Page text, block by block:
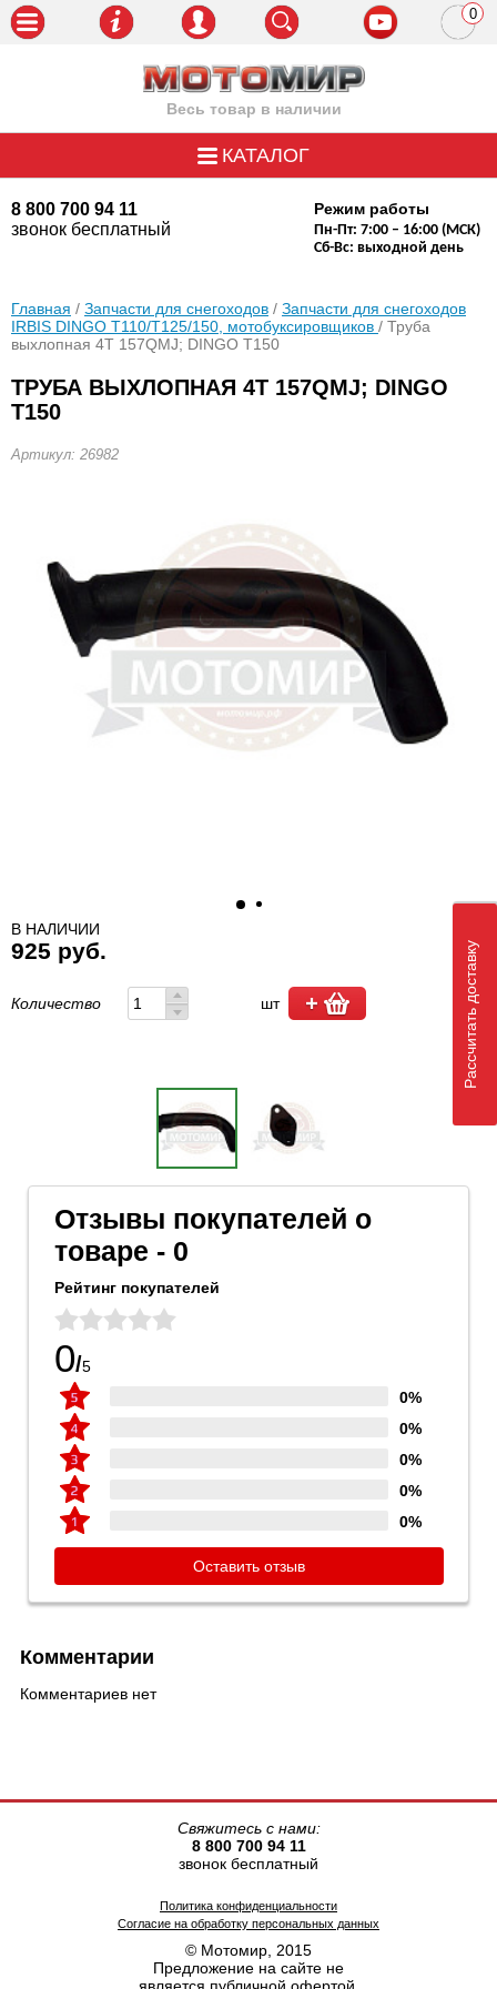
Весь товар в наличии
8 800 700 94 11
звонок бесплатный
Режим работы
Пн-Пт: 7:00 – 16:00 (МСК)
Сб-Вс: выходной день
0
КАТАЛОГ
Главная / Запчасти для снегоходов / Запчасти для снегоходов
IRBIS DINGO Т110/Т125/150, мотобуксировщиков / Труба
выхлопная 4Т 157QMJ; DINGO T150
ТРУБА ВЫХЛОПНАЯ 4Т 157QMJ; DINGO
T150
Артикул: 26982
В НАЛИЧИИ
925 руб.
Количество шт
Отзывы покупателей о
товаре - 0
Рейтинг покупателей
0/5
0%
0%
0%
0%
0%
Оставить отзыв
Комментарии
Комментариев нет
© Мотомир, 2015
Предложение на сайте не
Политика конфиденциальности
Согласие на обработку персональных данных
Свяжитесь с нами:
8 800 700 94 11
звонок бесплатный
Рассчитать доставку